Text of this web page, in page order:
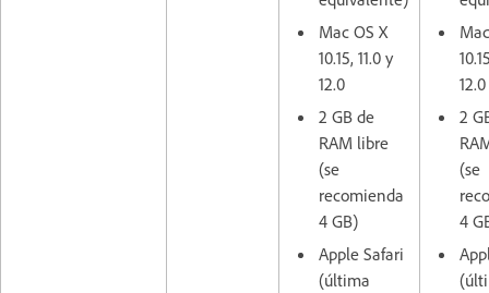
Mac OS X
10.15, 11.0 y
12.0
2 GB de
RAM libre
(se
recomienda
4 GB)
Apple Safari
(última
12.0
2
(se
4